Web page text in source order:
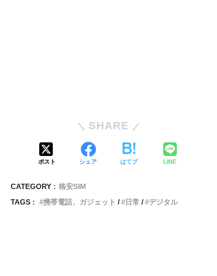
SHARE
ポスト シェア はてブ LINE
CATEGORY : 格安SIM
TAGS :
携帯電話、ガジェット 日常 デジタル